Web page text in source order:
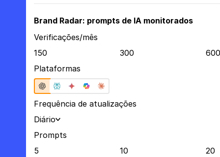
Brand Radar: prompts de IA monitorados
Verificações/mês
150
300
600
Plataformas
Frequência de atualizações
Diário
Prompts
5
10 20